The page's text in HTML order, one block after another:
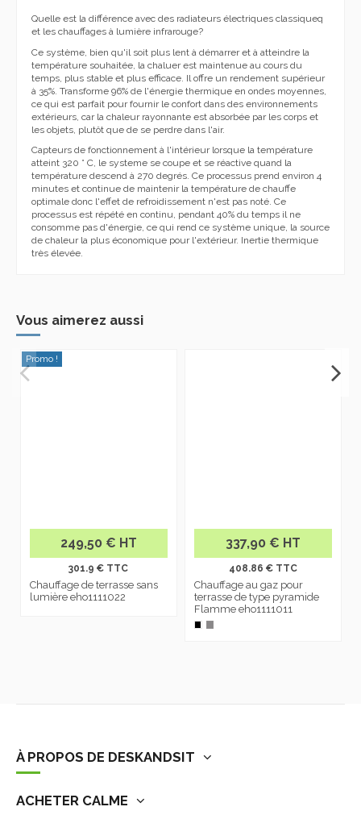
Quelle est la différence avec des radiateurs électriques classiqueq
et les chauffages à lumière infrarouge?
Ce système, bien qu'il soit plus lent à démarrer et à atteindre la
température souhaitée, la chaluer est maintenue au cours du
temps, plus stable et plus efficace. Il offre un rendement supérieur
à 35%. Transforme 96% de l'énergie thermique en ondes moyennes,
ce qui est parfait pour fournir le confort dans des environnements
extérieurs, car la chaleur rayonnante est absorbée par les corps et
les objets, plutôt que de se perdre dans l'air.
Capteurs de fonctionnement à l'intérieur lorsque la température
atteint 320 ° C, le systeme se coupe et se réactive quand la
température descend à 270 degrés. Ce processus prend environ 4
minutes et continue de maintenir la température de chauffe
optimale donc l'effet de refroidissement n'est pas noté. Ce
processus est répété en continu, pendant 40% du temps il ne
consomme pas d'énergie, ce qui rend ce système unique, la source
de chaleur la plus économique pour l'extérieur. Inertie thermique
très élevée.
Vous aimerez aussi
Promo !
249,50 € HT
301.9 € TTC
Chauffage de terrasse sans
lumière eho1111022
337,90 € HT
408.86 € TTC
Chauffage au gaz pour
terrasse de type pyramide
Flamme eho1111011
À PROPOS DE DESKANDSIT
ACHETER CALME